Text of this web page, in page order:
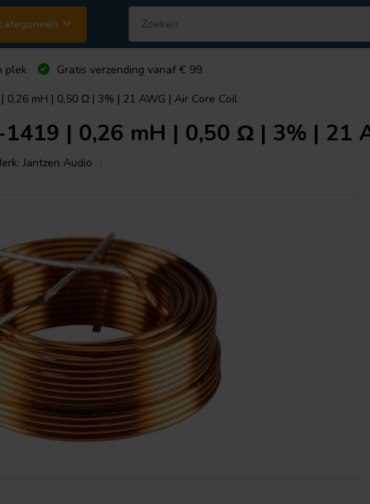
plek
Gratis verzending vanaf € 99
0,26 mH | 0,50 Ω | 3% | 21 AWG | Air Core Coil
| 0,26 mH | 0,50 Ω | 3% | 21
Jantzen Audio